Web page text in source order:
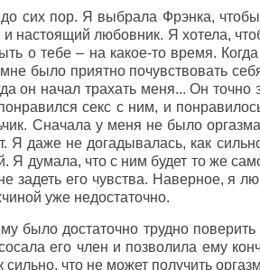
пор. Я выбрала Фрэнка, чтобы
настоящий любовник. Я хотела,
о тебе – на какое-то время.
было приятно почувствовать
он начал трахать меня... Он
секс с ним, и
Сначала у меня не было
Я даже не догадывалась, как
Я думала, что с ним будет то же
задеть его чувства. Наверное, я
уже недостаточно.
было достаточно трудно
его член и позволила ему
сильно, что не может получить